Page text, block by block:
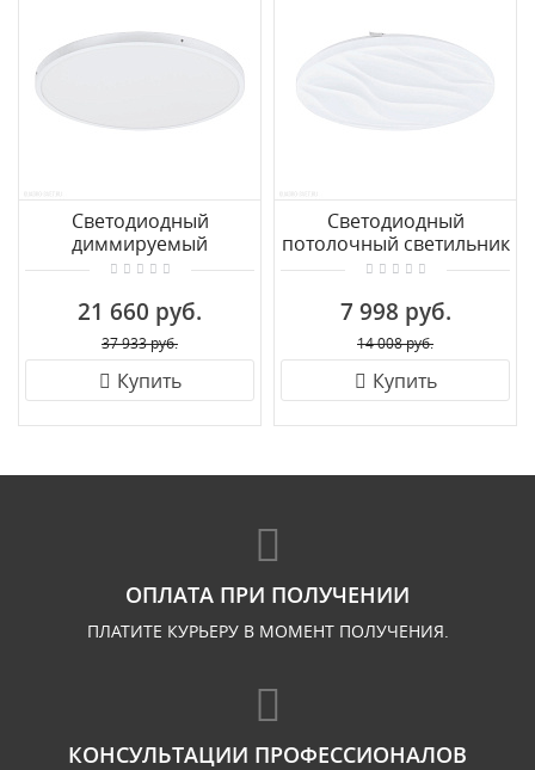
Cветодиодный
диммируемый
накладной светильник
21 660 руб.
37 933 руб.
Купить
Светодиодный
потолочный светильник
EGLO BENARIBA 99344
7 998 руб.
14 008 руб.
Купить
ОПЛАТА ПРИ ПОЛУЧЕНИИ
ПЛАТИТЕ КУРЬЕРУ В МОМЕНТ ПОЛУЧЕНИЯ.
КОНСУЛЬТАЦИИ ПРОФЕССИОНАЛОВ